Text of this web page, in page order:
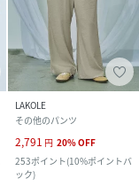
LAKOLE
その他のパンツ
2,791 円 20%OFF
253ポイント(10%ポイントバ
ック)